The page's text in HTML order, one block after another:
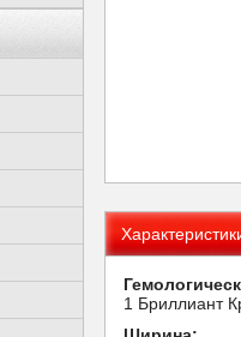
1 Бриллиант